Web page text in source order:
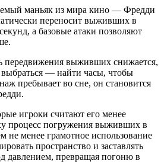
маньяк из мира кино — Фредди
переносит выживших в
а базовые атаки позволяют
передвижения выживших снижается,
— найти часы, чтобы
пребывает во сне, он становится
игроки считают его менее
процесс погружения выживших в
не менее грамотное использование
пространство и заставлять
давлением, превращая погоню в